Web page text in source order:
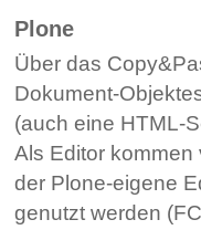
Plone
Über das
Dokument-
(auch eine HTML-
Als Editor
der Plone-eigene
genutzt werden